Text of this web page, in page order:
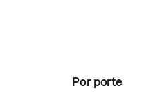
Por porte